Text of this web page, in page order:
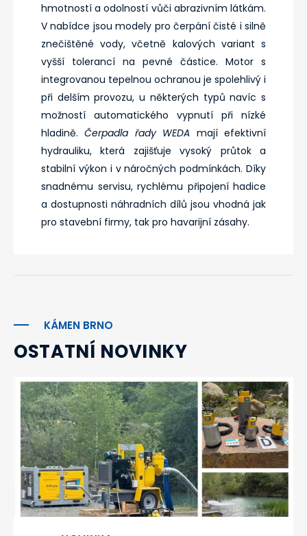
hmotností a odolností vůči abrazivním látkám.
V nabídce jsou modely pro čerpání čisté i silně
znečištěné vody, včetně kalových variant s
vyšší tolerancí na pevné částice. Motor s
integrovanou tepelnou ochranou je spolehlivý i
při delším provozu, u některých typů navíc s
možností automatického vypnutí při nízké
hladině.Čerpadla řady WEDA mají efektivní
hydrauliku, která zajišťuje vysoký průtok a
stabilní výkon i v náročných podmínkách. Díky
snadnému servisu, rychlému připojení hadice
a dostupnosti náhradních dílů jsou vhodná jak
pro stavební firmy, tak pro havarijní zásahy.
KÁMEN BRNO
OSTATNÍ NOVINKY